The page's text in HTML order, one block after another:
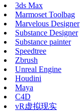
3ds Max
Marmoset Toolbag
Marvelous Designer
Substance Designer
Substance painter
Speedtree
Zbrush
Unreal Engine
Houdini
Maya
C4D
vR虚拟现实